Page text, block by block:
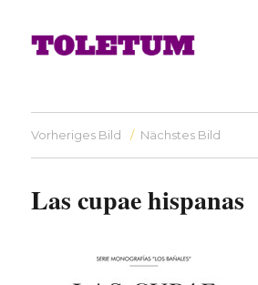
Vorheriges Bild Nächstes Bild
Las cupae hispanas